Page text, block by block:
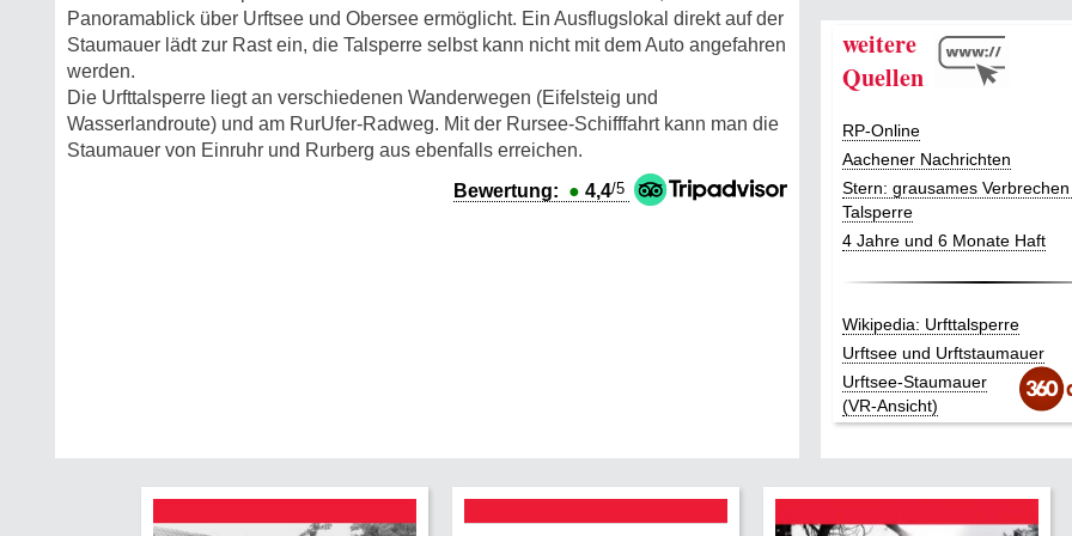
Panoramablick über Urftsee und Obersee ermöglicht. Ein Ausflugslokal direkt auf der
Staumauer lädt zur Rast ein, die Talsperre selbst kann nicht mit dem Auto angefahren
werden.
Die Urfttalsperre liegt an verschiedenen Wanderwegen (Eifelsteig und
Wasserlandroute) und am RurUfer-Radweg. Mit der Rursee-Schifffahrt kann man die
Staumauer von Einruhr und Rurberg aus ebenfalls erreichen.
Bewertung: ● 4,4/5
weitere
Quellen
RP-Online
Aachener Nachrichten
Stern: grausames
Talsperre
4 Jahre und 6 Monate Haft
Wikipedia: Urfttalsperre
Urftsee und Urftstaumauer
Urftsee-Staumauer
(VR-Ansicht)